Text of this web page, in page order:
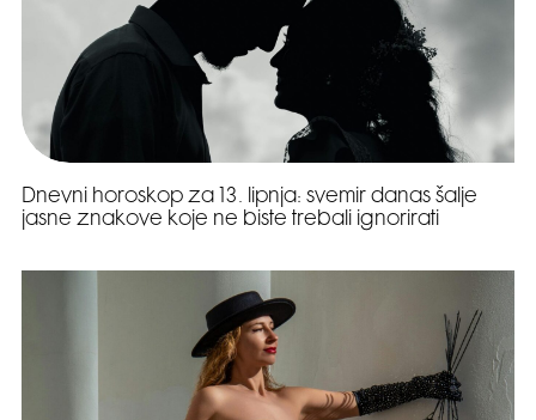
Dnevni horoskop za 13. lipnja: svemir danas šalje
jasne znakove koje ne biste trebali ignorirati